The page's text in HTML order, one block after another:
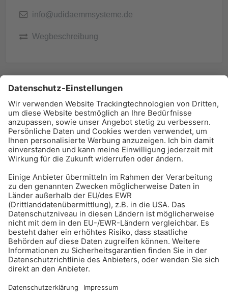
info@udidaemmsysteme.de
Wegbeschreibung
BAU-Index Newsletter
Erhalten Sie regelmäßig Benachrichtigungen zu den
Zur Anmeldung
Meistgelesen:Bauwerksabdichtung
Impressum Bildrechte